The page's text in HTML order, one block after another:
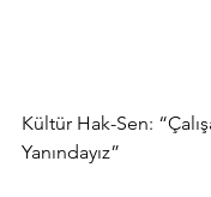
Kültür Hak-Sen:
Yanındayız”